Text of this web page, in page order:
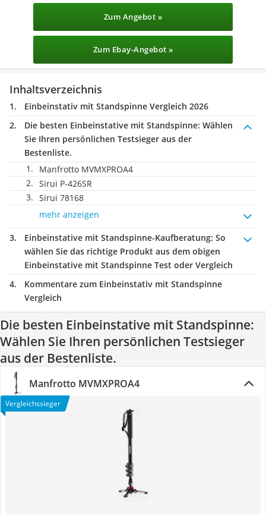
Zum Angebot »
Zum Ebay-Angebot »
Inhaltsverzeichnis
Einbeinstativ mit Standspinne Vergleich 2026
Die besten Einbeinstative mit Standspinne: Wählen
Sie Ihren persönlichen Testsieger aus der
Bestenliste.
Manfrotto MVMXPROA4
Sirui P-426SR
Sirui 78168
mehr anzeigen
Einbeinstative mit Standspinne-Kaufberatung: So
wählen Sie das richtige Produkt aus dem obigen
Einbeinstative mit Standspinne Test oder Vergleich
Kommentare zum Einbeinstativ mit Standspinne
Vergleich
Die besten Einbeinstative mit Standspinne:
Wählen Sie Ihren persönlichen Testsieger
aus der Bestenliste.
Manfrotto MVMXPROA4
Vergleichssieger